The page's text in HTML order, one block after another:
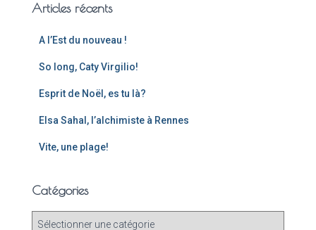
Articles récents
A l’Est du nouveau !
So long, Caty Virgilio!
Esprit de Noël, es tu là?
Elsa Sahal, l’alchimiste à Rennes
Vite, une plage!
Catégories